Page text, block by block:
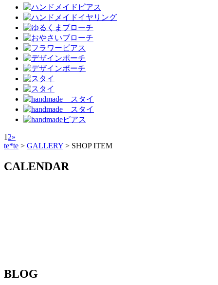
1 2»
te*te > GALLERY > SHOP ITEM
CALENDAR
BLOG